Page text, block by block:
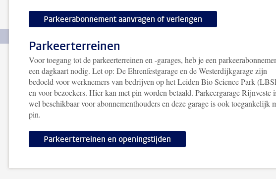
Parkeerabonnement aanvragen of verlengen
Parkeerterreinen
Voor toegang tot de parkeerterreinen en -garages, heb je een
een dagkaart nodig. Let op: De Ehrenfestgarage en de Westerdijkgarage zijn
bedoeld voor werknemers van bedrijven op het Leiden Bio Science Park
en voor bezoekers. Hier kan met pin worden betaald. Parkeergarage Rijnveste
wel beschikbaar voor abonnementhouders en deze garage is ook toegankelijk
pin.
Parkeerterreinen en openingstijden